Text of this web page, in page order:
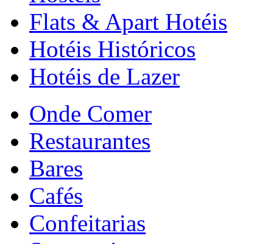
Flats & Apart Hotéis
Hotéis Históricos
Hotéis de Lazer
Onde Comer
Restaurantes
Bares
Cafés
Confeitarias